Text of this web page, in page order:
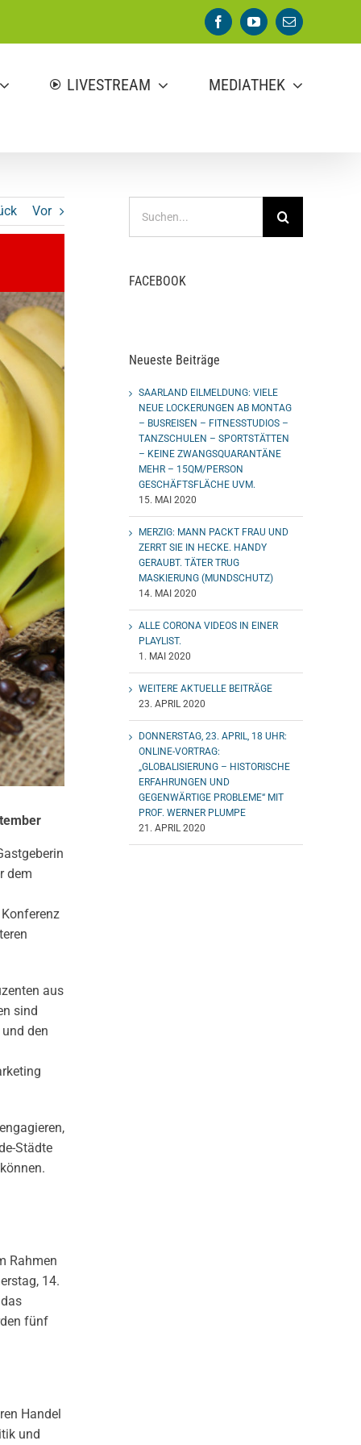
FacebookYouTube
E-
Mail
LIVESTREAM MEDIATHEK
Vor
dem
aus
sind
den
Städte
Rahmen
14.
fünf
Handel
und
nach:
FACEBOOK
Neueste Beiträge
SAARLAND EILMELDUNG: VIELE
NEUE LOCKERUNGEN AB MONTAG
– BUSREISEN – FITNESSTUDIOS –
TANZSCHULEN – SPORTSTÄTTEN
– KEINE ZWANGSQUARANTÄNE
MEHR – 15QM/PERSON
GESCHÄFTSFLÄCHE UVM.
15. MAI 2020
MERZIG: MANN PACKT FRAU UND
ZERRT SIE IN HECKE. HANDY
GERAUBT. TÄTER TRUG
MASKIERUNG (MUNDSCHUTZ)
14. MAI 2020
ALLE CORONA VIDEOS IN EINER
PLAYLIST.
1. MAI 2020
WEITERE AKTUELLE BEITRÄGE
23. APRIL 2020
DONNERSTAG, 23. APRIL, 18 UHR:
ONLINE-VORTRAG:
„GLOBALISIERUNG – HISTORISCHE
ERFAHRUNGEN UND
GEGENWÄRTIGE PROBLEME“ MIT
PROF. WERNER PLUMPE
21. APRIL 2020